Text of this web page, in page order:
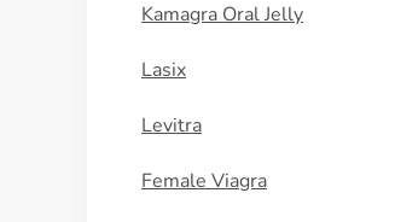
Kamagra Oral Jelly
Lasix
Levitra
Female Viagra